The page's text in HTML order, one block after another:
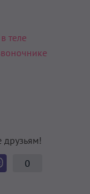
теле
друзьям!
0